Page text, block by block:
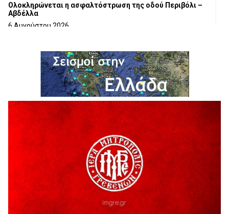
Ολοκληρώνεται η ασφαλτόστρωση της οδού Περιβόλι –
Αβδέλλα
6 Αυγούστου 2026
5 Αυγούστου 2026
Ο ΑΝΔΡΕΑΣ ΑΣΛΑΝΙΔΗΣ ΣΥΝΕΧΙΖΕΙ ΣΤΟΝ ΠΡΩΤΕΑ
ΓΡΕΒΕΝΩΝ
5 Αυγούστου 2026
Ευχαριστήριο Εκπολιτιστικού Συλλόγου Ταξιάρχη προς κ.
Παρασχάκη Αθανάσιο
Διακοπή υδροδότησης του Α΄ κλάδου ύδρευσης
5 Αυγούστου 2026
Η Marseaux στα Γρεβενά για μια μοναδική συναυλία
Θερινό Σινεμά στο πλαίσιο του «Πολιτιστικού